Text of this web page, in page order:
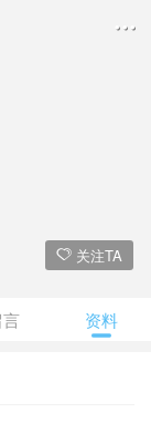
关注TA
的资料